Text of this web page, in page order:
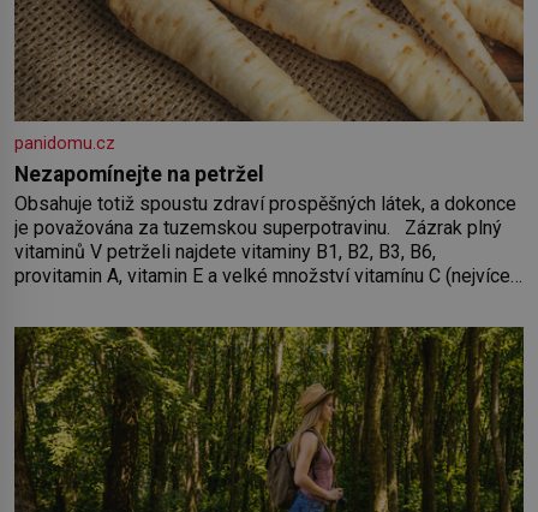
panidomu.cz
Nezapomínejte na petržel
Obsahuje totiž spoustu zdraví prospěšných látek, a dokonce
je považována za tuzemskou superpotravinu. Zázrak plný
vitaminů V petrželi najdete vitaminy B1, B2, B3, B6,
provitamin A, vitamin E a velké množství vitamínu C (nejvíce
také, ale je ho desetkrát méně), a kyselinu listovou. Ale